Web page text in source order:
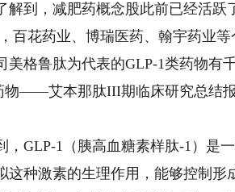
到，减肥药概念股此前已经活跃
百花药业、博瑞医药、翰宇药业等
格鲁肽为代表的GLP-1类药物有
物——艾本那肽III期临床研究总结
GLP-1（胰高血糖素样肽-1）是
这种激素的生理作用，能够控制